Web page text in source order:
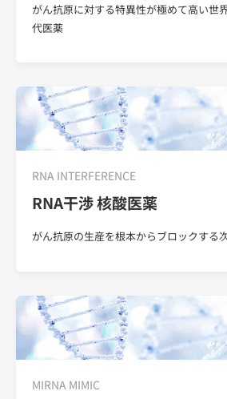
がん抗原に対する特異性が極めて高い世
代医薬
RNA INTERFERENCE
RNA干渉 核酸医薬
がん抗原の生産を根本からブロックする
MIRNA MIMIC